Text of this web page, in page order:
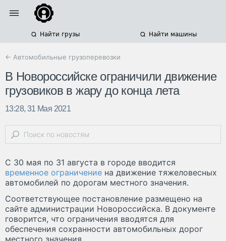
Найти грузы Найти машины
← Автомобильные грузоперевозки
В Новороссийске ограничили движение
грузовиков в жару до конца лета
13:28, 31 Мая 2021
С 30 мая по 31 августа в городе вводится
временное ограничение на движение тяжеловесных
автомобилей по дорогам местного значения.
Соответствующее постановление размещено на
сайте администрации Новороссийска. В документе
говорится, что ограничения вводятся для
обеспечения сохранности автомобильных дорог